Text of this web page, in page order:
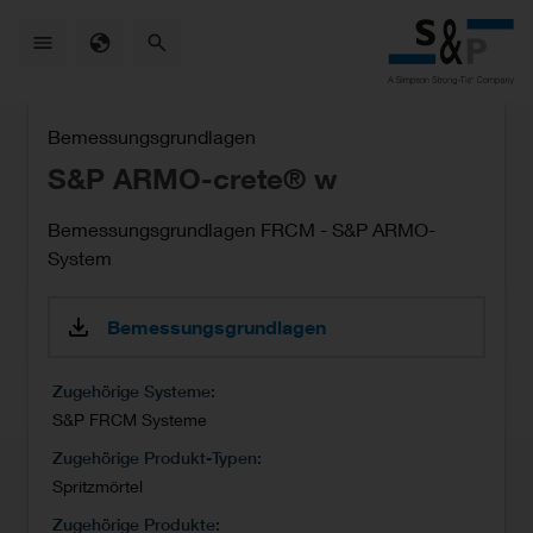
Bemessungsgrundlagen
S&P ARMO-crete® w
Bemessungsgrundlagen FRCM - S&P ARMO-
System
Bemessungsgrundlagen
Zugehörige Systeme
S&P FRCM Systeme
Zugehörige Produkt-Typen
Spritzmörtel
Zugehörige Produkte